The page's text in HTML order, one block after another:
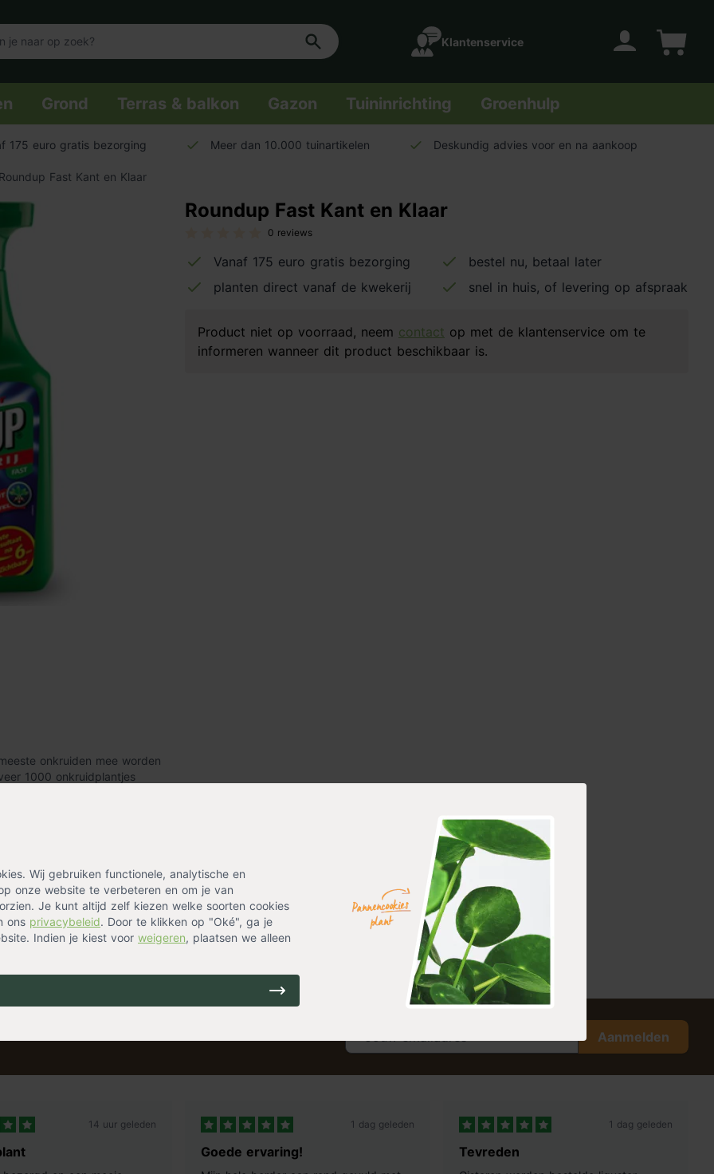
Klantenservice
Grond Terras & balkon Gazon Tuininrichting Groenhulp
Wij gebruiken functionele, analytische en
onze website te verbeteren en om je van
Je kunt altijd zelf kiezen welke soorten cookies
ons privacybeleid. Door te klikken op "Oké", ga je
Indien je kiest voor weigeren, plaatsen we alleen
175 euro gratis bezorging Meer dan 10.000 tuinartikelen Deskundig advies voor en na aankoop
Roundup Fast Kant en Klaar
Roundup Fast Kant en Klaar
0 reviews
Vanaf 175 euro gratis bezorging
bestel nu, betaal later
planten direct vanaf de kwekerij
snel in huis, of levering op afspraak
Product niet op voorraad, neem contact op met de klantenservice om te
informeren wanneer dit product beschikbaar is.
onkruiden mee worden
1000 onkruidplantjes
6 uur.
grond wordt gedeactiveerd
je nieuwe beplanting
bladeren zijn
toelaten.
onkruid heel gericht
en planten staan.
Laat je emailadres achter en ontvang eenmalig
Aanmelden
14 uur geleden 1 dag geleden
Goede ervaring!
1 dag geleden
Tevreden